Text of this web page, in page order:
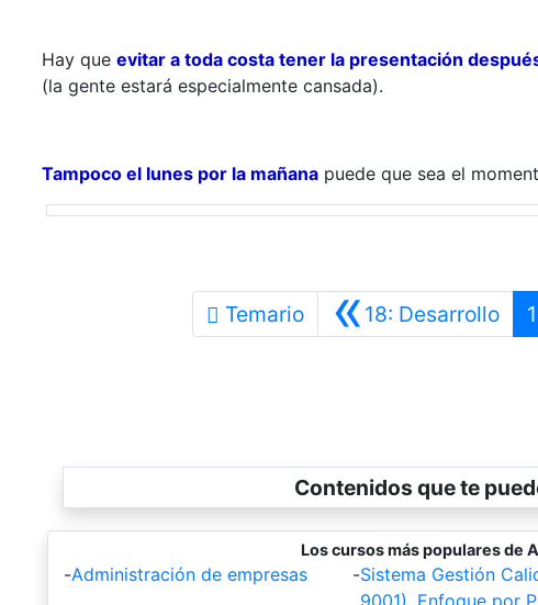
Hay que evitar a toda costa tener la presentación
(la gente estará especialmente cansada).
Tampoco el lunes por la mañanapuede que sea el
Temario «18: Desarrollo
Contenidos que te
Los cursos más populares de
-Administración de empresas -Sistema Gestión
9001), Enfoque por